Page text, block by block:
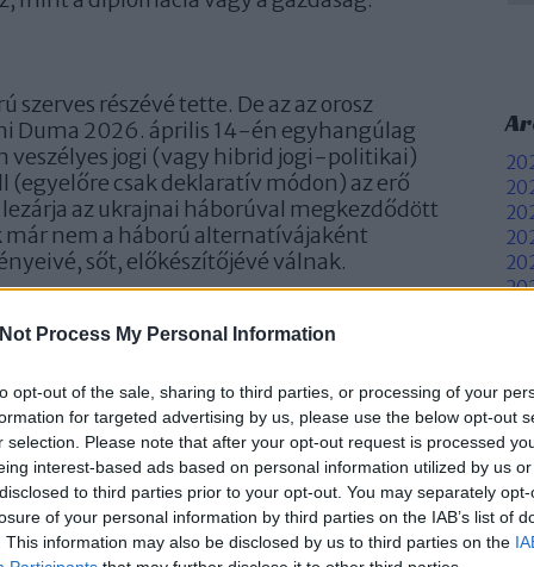
Process My Personal Information
opt-out of the sale, sharing to third parties, or processing of your
for targeted advertising by us, please use the below opt-out
selection. Please note that after your opt-out request is processed
interest-based ads based on personal information utilized by us
to third parties prior to your opt-out. You may separately
of your personal information by third parties on the IAB’s list of
This information may also be disclosed by us to third parties on the
szerves részévé tette. De az az orosz
Duma 2026. április 14-én egyhangúlag
veszélyes jogi (vagy hibrid jogi-politikai)
(egyelőre csak deklaratív módon) az erő
az ukrajnai háborúval megkezdődött
már nem a háború alternatívájaként
sőt, előkészítőjévé válnak.
szigorú kényszerítő mechanizmussal.
államok elismerték, hogy léteznek olyan
felesleges, és jogi eljárással is meg lehet
szerződések betűjét támadja, mint inkább ezt
felruházzák Putyint azzal a joggal,
azoknak a polgároknak a védelmére, akiket
vagy üldöznek – de ez nem vonatkozik
azokra, akiket nemzetközi bíróságok vagy